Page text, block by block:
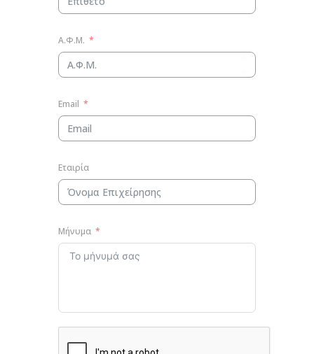
Α.Φ.Μ.
Email
Εταιρία
Μήνυμα